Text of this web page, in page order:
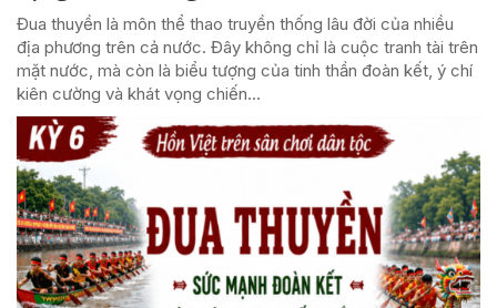
Đua thuyền là môn thể thao truyền thống lâu đời của nhiều
địa phương trên cả nước. Đây không chỉ là cuộc tranh tài trên
mặt nước, mà còn là biểu tượng của tinh thần đoàn kết, ý chí
kiên cường và khát vọng chiến...